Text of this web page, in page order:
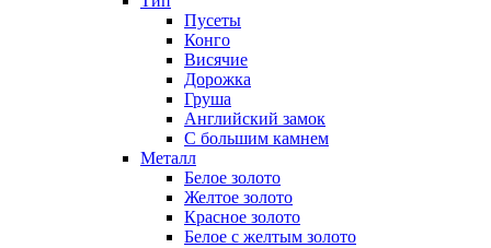
Пусеты
Конго
Висячие
Дорожка
Груша
Английский замок
С большим камнем
Металл
Белое золото
Желтое золото
Красное золото
Белое с желтым золото